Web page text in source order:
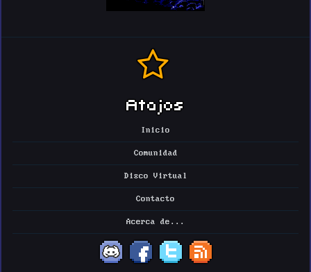
Atajos
Inicio
Comunidad
Disco Virtual
Contacto
Acerca de...